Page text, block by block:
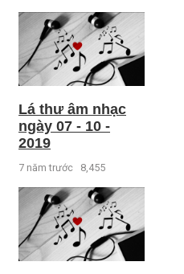
Lá thư âm nhạc
ngày 07 - 10 -
2019
7 năm trước 8,455